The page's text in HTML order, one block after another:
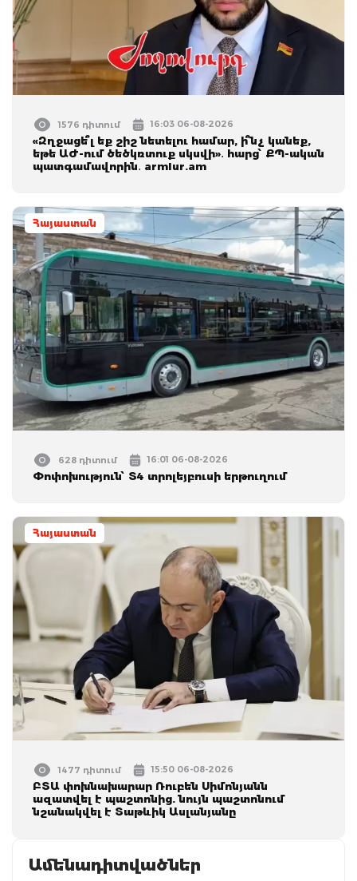
1576 դիտում 16:03 06-08-2026
«Զղջացե՞լ եք շիշ նետելու համար, ի՞նչ կանեք,
եթե ԱԺ-ում ծեծկռտուք սկսվի»․ հարց՝ ՔՊ-ական
պատգամավորին․ armlur.am
Հայաստան
628 դիտում 16:01 06-08-2026
Փոփոխություն՝ Տ4 տրոլեյբուսի երթուղում
Հայաստան
1477 դիտում 15:50 06-08-2026
ԲՏԱ փոխնախարար Ռուբեն Սիմոնյանն
ազատվել է պաշտոնից. նույն պաշտոնում
նշանակվել է Տաթևիկ Ասլանյանը
Ամենադիտվածներ